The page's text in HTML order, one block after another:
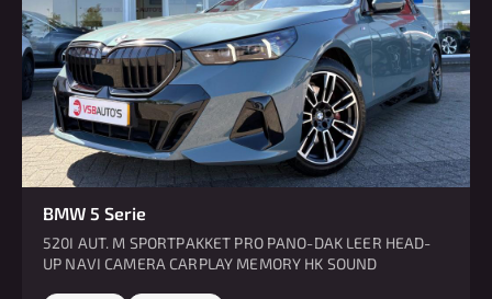
BMW 5 Serie
520I AUT. M SPORTPAKKET PRO PANO-DAK LEER HEAD-
UP NAVI CAMERA CARPLAY MEMORY HK SOUND